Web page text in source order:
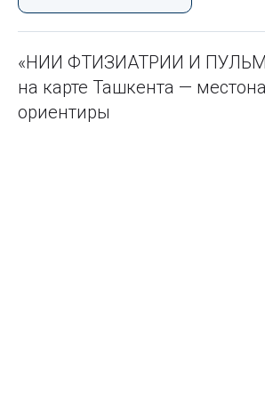
«НИИ ФТИЗИАТРИИ И
на карте Ташкента —
ориентиры